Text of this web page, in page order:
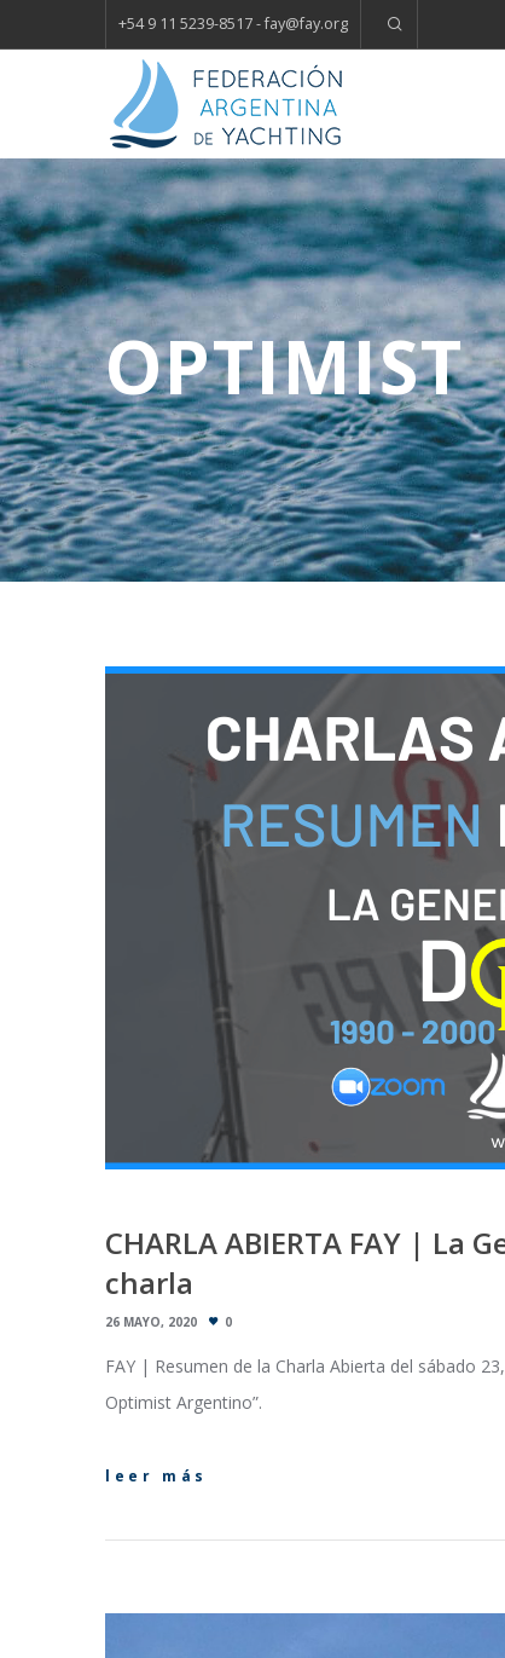
+54 9 11 5239-8517 - fay@fay.org
OPTIMIST
CHARLA ABIERTA FAY | La
charla
26 MAYO, 2020 0
FAY | Resumen de la Charla Abierta del sábado
Optimist Argentino”.
leer más